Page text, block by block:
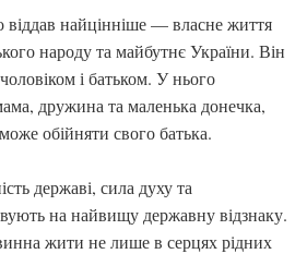
найцінніше — власне життя
народу та майбутнє України. Він
і батьком. У нього
дружина та маленька донечка,
обійняти свого батька.
державі, сила духу та
на найвищу державну відзнаку.
жити не лише в серцях рідних